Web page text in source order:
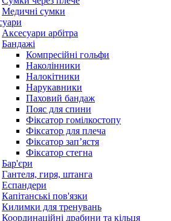
Медичні сумки
Аксесуари арбітра
Бандажі
Компресійні гольфи
Наколінники
Налокітники
Нарукавники
Паховий бандаж
Пояс для спини
Фіксатор гомілкостопу
Фіксатор для плеча
Фіксатор запʼястя
Фіксатор стегна
Бар'єри
Гантеля, гиря, штанга
Еспандери
Капітанські пов'язки
Килимки для тренувань
Координаційні драбини та кільця